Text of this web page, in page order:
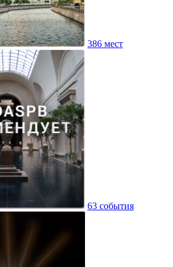
386 мест
63 события